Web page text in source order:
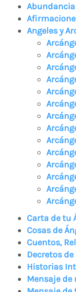
Abundancia
Angeles y
Carta de tu
Cosas de
Cuentos,
Decretos
Historias
Mensaje de